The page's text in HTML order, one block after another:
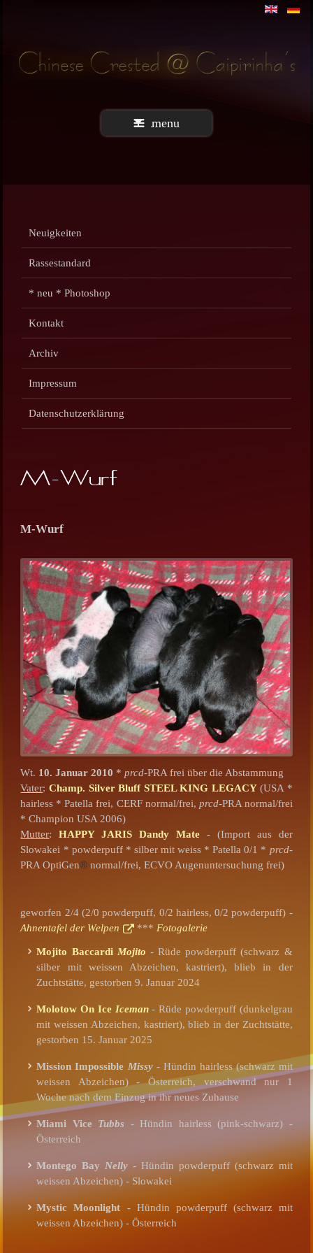
menu
Neuigkeiten
Rassestandard
* neu * Photoshop
Kontakt
Archiv
Impressum
Datenschutzerklärung
M-Wurf
M-Wurf
Wt. 10. Januar 2010 *prcd-PRA frei über die Abstammung
Vater: Champ. Silver Bluff STEEL KING LEGACY(USA *
hairless * Patella frei, CERF normal/frei, prcd-PRA normal/frei
* Champion USA 2006)
Mutter:HAPPY JARIS Dandy Mate - (Import aus der
Slowakei * powderpuff * silber mit weiss * Patella 0/1 * prcd-
PRA OptiGen® normal/frei, ECVO Augenuntersuchung frei)
geworfen 2/4 (2/0 powderpuff, 0/2 hairless, 0/2 powderpuff) -
Ahnentafel der Welpen
*** Fotogalerie
Mojito Baccardi Mojito - Rüde powderpuff (schwarz &
silber mit weissen Abzeichen, kastriert), blieb in der
Zuchtstätte, gestorben 9. Januar 2024
Molotow On Ice Iceman- Rüde powderpuff (dunkelgrau
mit weissen Abzeichen, kastriert), blieb in der Zuchtstätte,
gestorben 15. Januar 2025
Mission Impossible Missy- Hündin hairless (schwarz mit
weissen Abzeichen) - Österreich, verschwand nur 1
Woche nach dem Einzug in ihr neues Zuhause
Miami Vice Tubbs - Hündin hairless (pink-schwarz) -
Österreich
Montego Bay Nelly - Hündin powderpuff (schwarz mit
weissen Abzeichen) - Slowakei
Mystic Moonlight - Hündin powderpuff (schwarz mit
weissen Abzeichen) - Österreich